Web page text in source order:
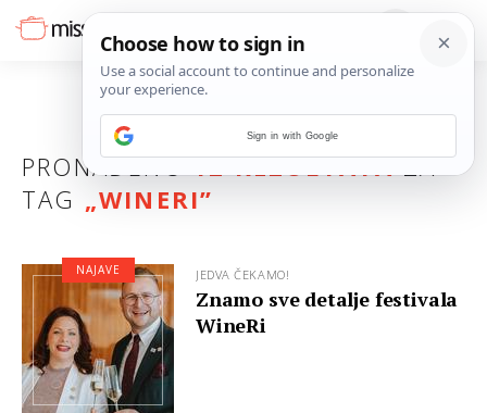
PRONAĐENO12 REZULTATAZA
TAG „WINERI”
JEDVA ČEKAMO!
Znamo sve detalje festivala
WineRi
NAJAVE
Sign in with Google